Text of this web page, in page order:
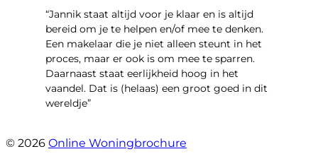
“Jannik staat altijd voor je klaar en is altijd
bereid om je te helpen en/of mee te denken.
Een makelaar die je niet alleen steunt in het
proces, maar er ook is om mee te sparren.
Daarnaast staat eerlijkheid hoog in het
vaandel. Dat is (helaas) een groot goed in dit
wereldje”
© 2026 Online Woningbrochure